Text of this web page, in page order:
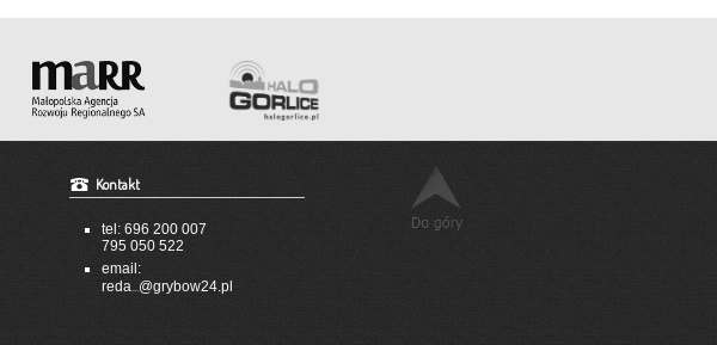
Kontakt
tel: 696 200 007
795 050 522
email:
reda...@grybow24.pl